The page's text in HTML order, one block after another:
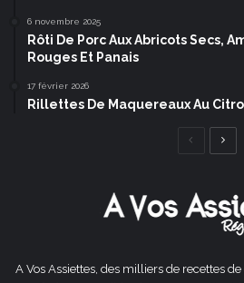
6 novembre 2025
Rôti De Porc Aux Abricots Secs,
Rouges Et Panais
17 février 2026
Rillettes De Maquereaux Au
Page
A Vos Assiettes, des milliers de recettes